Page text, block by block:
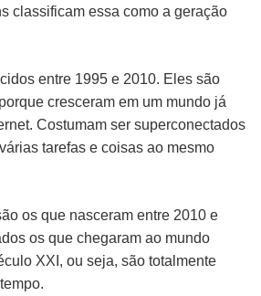
classificam essa como a geração
entre 1995 e 2010. Eles são
cresceram em um mundo já
Costumam ser superconectados
tarefas e coisas ao mesmo
os que nasceram entre 2010 e
os que chegaram ao mundo
XXI, ou seja, são totalmente